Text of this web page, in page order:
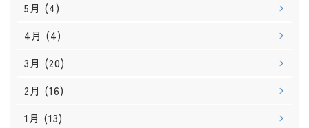
5月 (4)
4月 (4)
3月 (20)
2月 (16)
1月 (13)